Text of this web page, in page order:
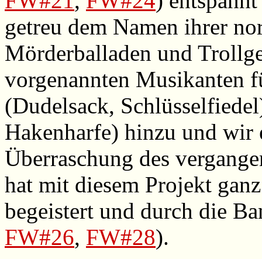
getreu dem Namen ihrer
Mörderballaden und
vorgenannten Musikanten
(Dudelsack,
Hakenharfe) hinzu und wir
Überraschung des
hat mit diesem Projekt
begeistert und durch die
FW#26, FW#28).